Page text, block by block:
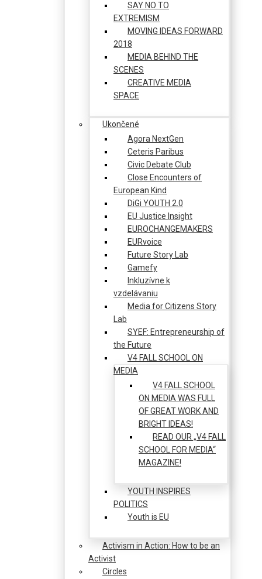
SAY NO TO
EXTREMISM
MOVING IDEAS FORWARD
2018
MEDIA BEHIND THE
SCENES
CREATIVE MEDIA
SPACE
Ukončené
Agora NextGen
Ceteris Paribus
Civic Debate Club
Close Encounters of
European Kind
DiGi YOUTH 2.0
EU Justice Insight
EUROCHANGEMAKERS
EURvoice
Future Story Lab
Gamefy
Inkluzívne k
vzdelávaniu
Media for Citizens Story
Lab
SYEF: Entrepreneurship of
the Future
V4 FALL SCHOOL ON
MEDIA
V4 FALL SCHOOL
ON MEDIA WAS FULL
OF GREAT WORK AND
BRIGHT IDEAS!
READ OUR „V4 FALL
SCHOOL FOR MEDIA“
MAGAZINE!
YOUTH INSPIRES
POLITICS
Youth is EU
Activism in Action: How to be an
Activist
Circles